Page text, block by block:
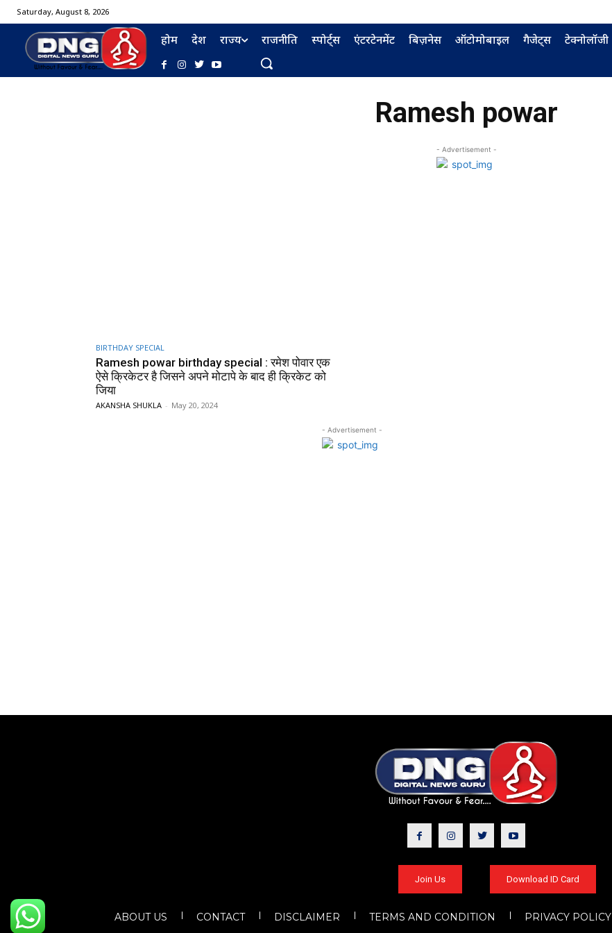
Saturday, August 8, 2026
होम देश राज्य राजनीति स्पोर्ट्स एंटरटेनमेंट बिज़नेस ऑटोमोबाइल गैजेट्स टेक्नोलॉजी
Ramesh powar
- Advertisement -
BIRTHDAY SPECIAL
Ramesh powar birthday special : रमेश पोवार एक
ऐसे क्रिकेटर है जिसने अपने मोटापे के बाद ही क्रिकेट को
जिया
AKANSHA SHUKLA - May 20, 2024
- Advertisement -
Join Us Download ID Card
ABOUT US CONTACT DISCLAIMER TERMS AND CONDITION PRIVACY POLICY